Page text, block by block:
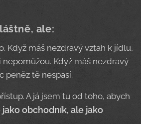
ale:
Když máš nezdravý vztah k jídlu,
Když máš nezdravý
peněz tě nespasí.
A já jsem tu od toho, abych
jako obchodník, ale jako